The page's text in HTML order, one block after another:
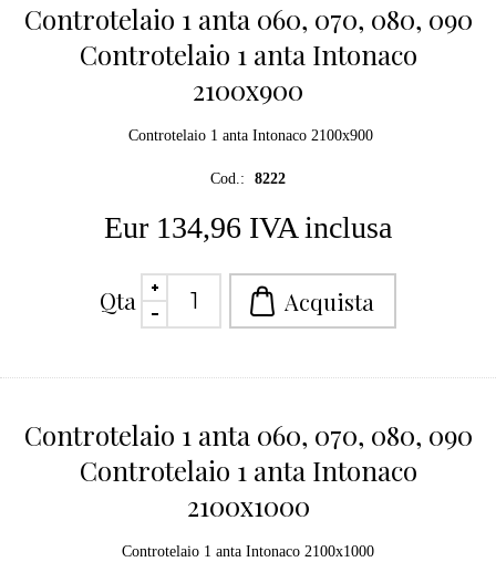
Controtelaio 1 anta 060, 070, 080, 090
Controtelaio 1 anta Intonaco
2100x900
Controtelaio 1 anta Intonaco 2100x900
Cod.: 8222
Eur 134,96 IVA inclusa
Qta
Controtelaio 1 anta 060, 070, 080, 090
Controtelaio 1 anta Intonaco
2100x1000
Controtelaio 1 anta Intonaco 2100x1000